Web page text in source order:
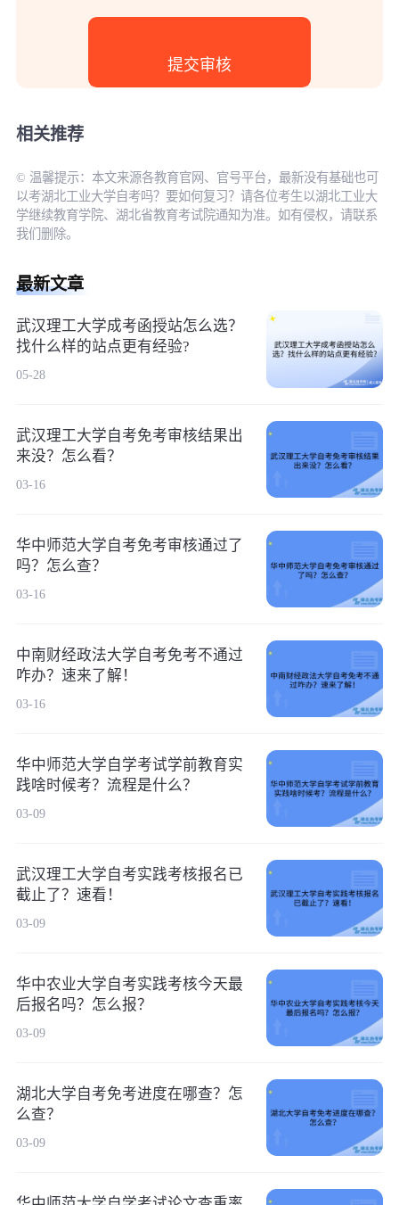
相关推荐
© 温馨提示：本文来源各教育官网、官号平台，最新没有基础也可
以考湖北工业大学自考吗？要如何复习？请各位考生以湖北工业大
学继续教育学院、湖北省教育考试院通知为准。如有侵权，请联系
我们删除。
最新文章
武汉理工大学成考函授站怎么选？
找什么样的站点更有经验?
05-28
武汉理工大学自考免考审核结果出
来没？怎么看？
03-16
华中师范大学自考免考审核通过了
吗？怎么查？
03-16
中南财经政法大学自考免考不通过
咋办？速来了解！
03-16
华中师范大学自学考试学前教育实
践啥时候考？流程是什么？
03-09
武汉理工大学自考实践考核报名已
截止了？速看！
03-09
华中农业大学自考实践考核今天最
后报名吗？怎么报？
03-09
湖北大学自考免考进度在哪查？怎
么查？
03-09